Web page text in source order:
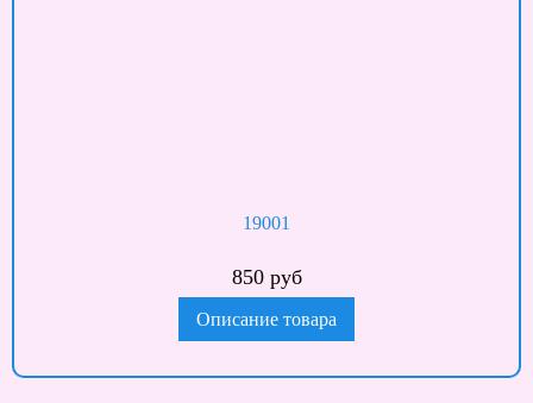
19001
850 руб
Описание товара